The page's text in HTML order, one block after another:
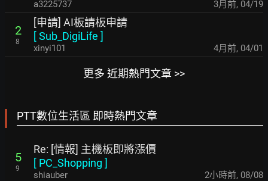
a3225737 3月前, 04/19
2
8
[申請] AI板請板申請
[Sub_DigiLife ]
xinyi101 4月前, 04/01
更多 近期熱門文章 >>
PTT數位生活區 即時熱門文章
5
9
Re: [情報] 主機板即將漲價
[ PC_Shopping ]
shiauber 2小時前, 08/08